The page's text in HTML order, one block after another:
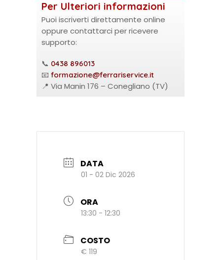
Per Ulteriori informazioni
Puoi iscriverti direttamente online
oppure contattarci per ricevere
supporto:
📞 0438 896013
📧 formazione@ferrariservice.it
📍 Via Manin 176 – Conegliano (TV)
DATA
01 - 02 Dic 2026
ORA
13:30 - 12:30
COSTO
€ 119